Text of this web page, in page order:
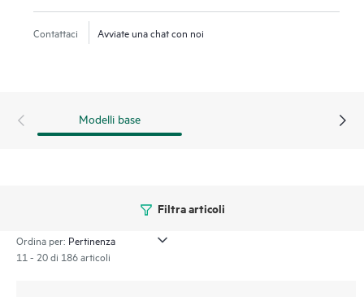
Contattaci Avviate una chat con noi
Modelli base
Filtra articoli
Ordina per:
11 - 20 di 186 articoli